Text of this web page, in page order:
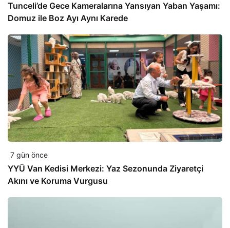
Tunceli’de Gece Kameralarına Yansıyan Yaban Yaşamı:
Domuz ile Boz Ayı Aynı Karede
7 gün önce
YYÜ Van Kedisi Merkezi: Yaz Sezonunda Ziyaretçi
Akını ve Koruma Vurgusu